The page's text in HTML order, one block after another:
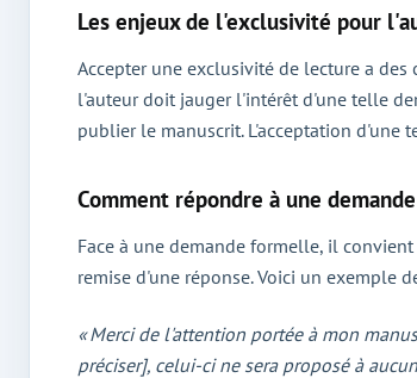
Les enjeux de l'exclusivité pour
Accepter une exclusivité de lecture a
l'auteur doit jauger l'intérêt d'une telle
publier le manuscrit. L'acceptation d'une
Comment répondre à une
Face à une demande formelle, il
remise d'une réponse. Voici un exemple
« Merci de l'attention portée à mon
préciser], celui-ci ne sera proposé à